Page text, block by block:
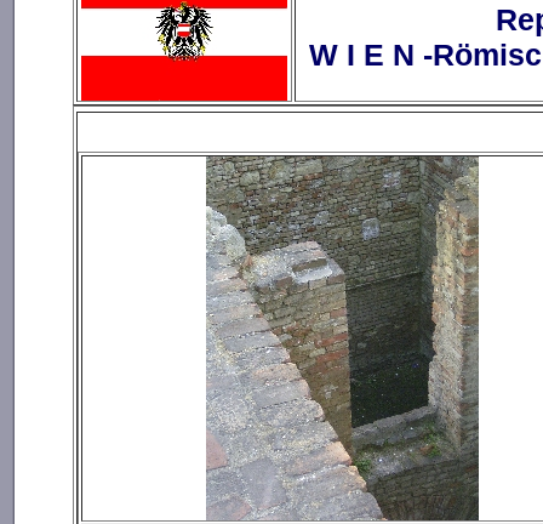
W I E N -